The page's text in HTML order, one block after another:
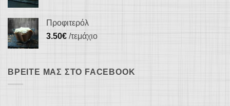
Προφιτερόλ
3.50€ /τεμάχιο
ΒΡΕΊΤΕ ΜΑΣ ΣΤΟ FACEBOOK